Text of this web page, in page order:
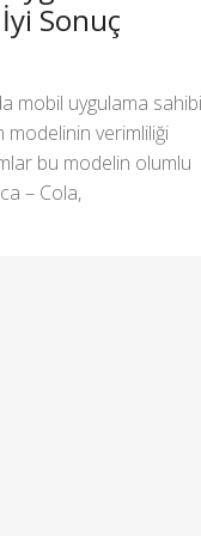
Sonuç
mobil uygulama sahibi
verimliliği
bu modelin olumlu
– Cola,